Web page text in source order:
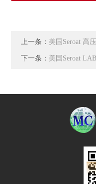
上一条： 美国Seroat 高
下一条： 美国Seroat